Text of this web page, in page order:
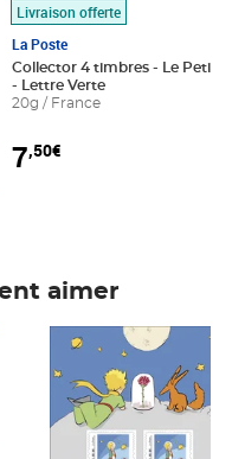
au panier
Livraison offerte
La Poste
Collector 4 timbres - Le Petit
- Lettre Verte
20g / France
7,50€
aimer
Prix 7,50€